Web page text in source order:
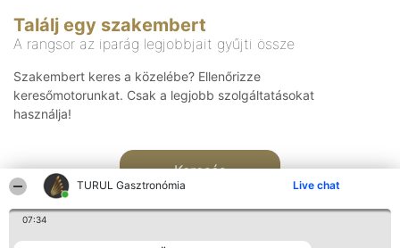
TURUL Gasztronómia Live chat
07:34
Találj egy szakembert
A rangsor az iparág legjobbjait gyűjti össze
Szakembert keres a közelébe? Ellenőrizze
keresőmotorunkat. Csak a legjobb szolgáltatásokat
használja!
Keresés